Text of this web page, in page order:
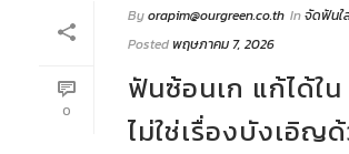
0
Byorapim@ourgreen.co.th Inจัดฟันใ
Posted พฤษภาคม 7, 2026
ฟันซ้อนเก แก้ได้ใน
ไม่ใช่เรื่องบังเอิญ